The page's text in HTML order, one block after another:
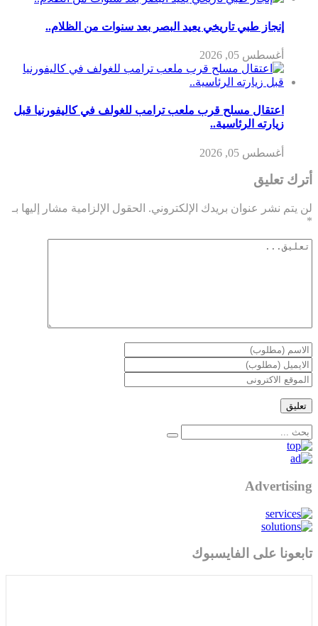
إنجاز طبي تاريخي يعيد البصر بعد سنوات من الظلام..
أغسطس 05, 2026
اعتقال مسلح قرب ملعب ترامب للغولف في كاليفورنيا قبل
زيارته الرئاسية..
أغسطس 05, 2026
أترك تعليق
لن يتم نشر عنوان بريدك الإلكتروني. الحقول الإلزامية مشار إليها بـ
*
Advertising
تابعونا على الفايسبوك